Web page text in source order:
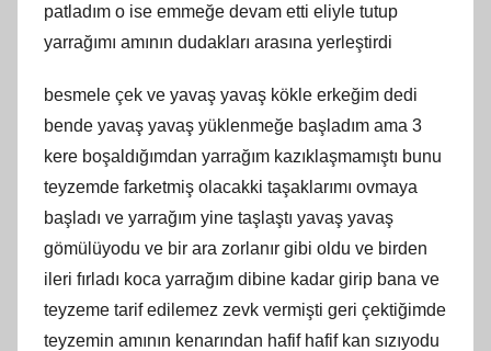
patladım o ise emmeğe devam etti eliyle tutup
yarrağımı amının dudakları arasına yerleştirdi
besmele çek ve yavaş yavaş kökle erkeğim dedi
bende yavaş yavaş yüklenmeğe başladım ama 3
kere boşaldığımdan yarrağım kazıklaşmamıştı bunu
teyzemde farketmiş olacakki taşaklarımı ovmaya
başladı ve yarrağım yine taşlaştı yavaş yavaş
gömülüyodu ve bir ara zorlanır gibi oldu ve birden
ileri fırladı koca yarrağım dibine kadar girip bana ve
teyzeme tarif edilemez zevk vermişti geri çektiğimde
teyzemin amının kenarından hafif hafif kan sızıyodu